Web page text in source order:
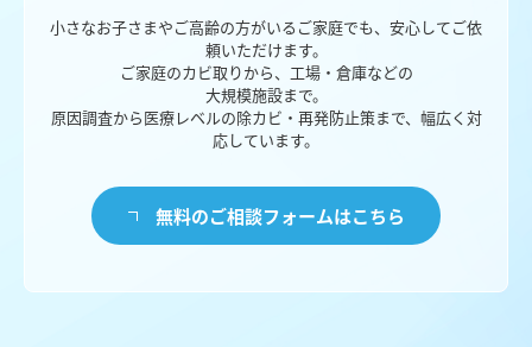
小さなお子さまやご高齢の方がいるご家庭でも、安心してご依
頼いただけます。
ご家庭のカビ取りから、工場・倉庫などの
大規模施設まで。
原因調査から医療レベルの除カビ・再発防止策まで、幅広く対
応しています。
無料のご相談フォームはこちら